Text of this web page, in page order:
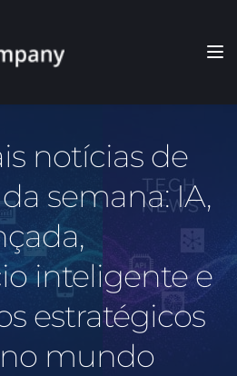
notícias de
semana: IA,
inteligente e
estratégicos
mundo